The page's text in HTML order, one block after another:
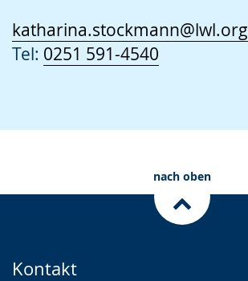
katharina.stockmann@lwl.org
Tel: 0251 591-4540
nach oben
Kontakt